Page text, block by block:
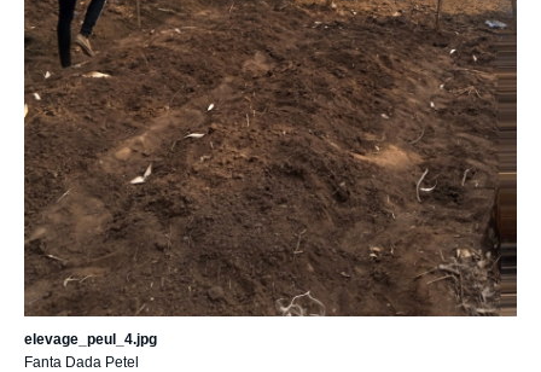
elevage_peul_4.jpg
Fanta Dada Petel